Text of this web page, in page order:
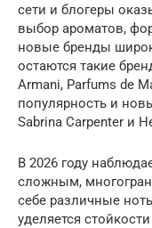
сети и блогеры
выбор ароматов,
новые бренды
остаются такие
Armani, Parfums de
популярность и
Sabrina Carpenter и
В 2026 году
сложным,
себе различные
уделяется